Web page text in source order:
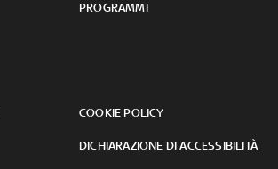
PROGRAMMI
COOKIE POLICY
DICHIARAZIONE DI ACCESSIBILITÀ